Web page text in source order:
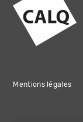
Mentions légales